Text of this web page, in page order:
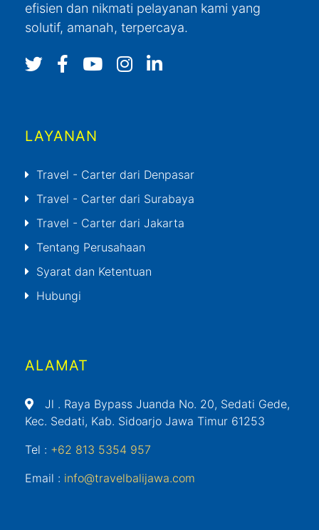
efisien dan nikmati pelayanan kami yang
solutif, amanah, terpercaya.
LAYANAN
Travel - Carter dari Denpasar
Travel - Carter dari Surabaya
Travel - Carter dari Jakarta
Tentang Perusahaan
Syarat dan Ketentuan
Hubungi
ALAMAT
Jl . Raya Bypass Juanda No. 20, Sedati Gede,
Kec. Sedati, Kab. Sidoarjo Jawa Timur 61253
Tel : +62 813 5354 957
Email : info@travelbalijawa.com